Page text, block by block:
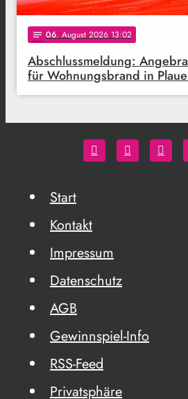
notes 06. August 2026 13:02
Abschlussmeldung:
für Wohnungsbrand in
Start
Kontakt
Impressum
Datenschutz
AGB
Gewinnspiel-Info
RSS-Feed
Privatsphäre